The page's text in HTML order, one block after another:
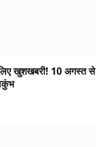
खुशखबरी! 10 अगस्त से